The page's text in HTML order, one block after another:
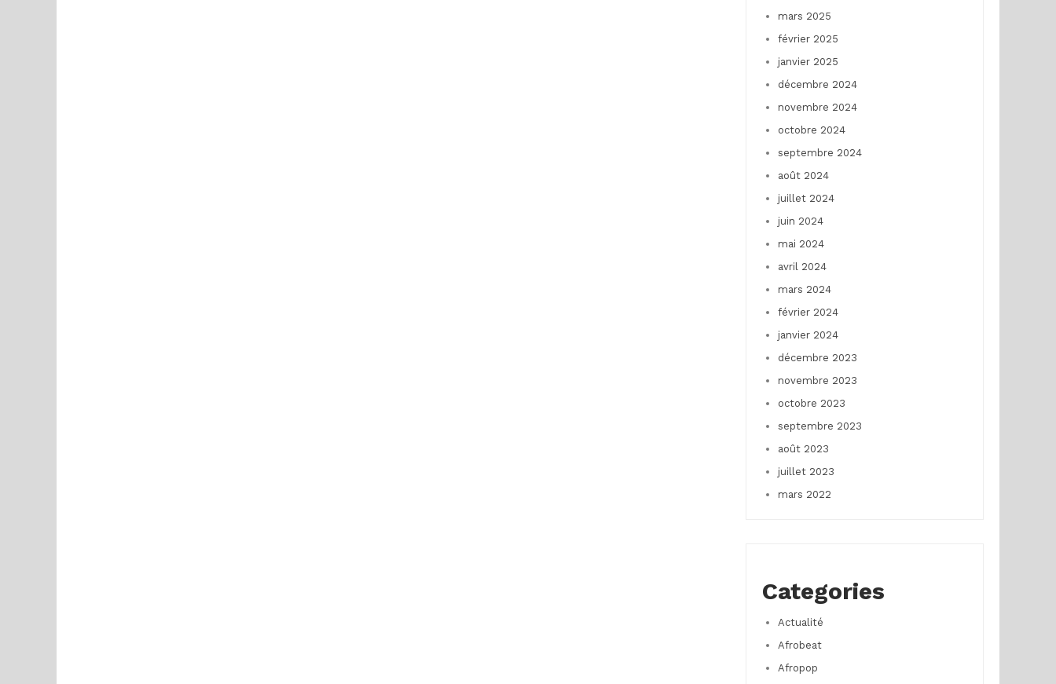
mars 2025
février 2025
janvier 2025
décembre 2024
novembre 2024
octobre 2024
septembre 2024
août 2024
juillet 2024
juin 2024
mai 2024
avril 2024
mars 2024
février 2024
janvier 2024
décembre 2023
novembre 2023
octobre 2023
septembre 2023
août 2023
juillet 2023
mars 2022
Categories
Actualité
Afrobeat
Afropop